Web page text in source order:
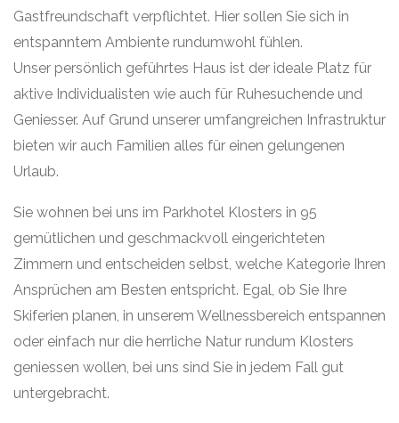
Gastfreundschaft verpflichtet. Hier sollen Sie sich in
entspanntem Ambiente rundumwohl fühlen.
Unser persönlich geführtes Haus ist der ideale Platz für
aktive Individualisten wie auch für Ruhesuchende und
Geniesser. Auf Grund unserer umfangreichen Infrastruktur
bieten wir auch Familien alles für einen gelungenen
Urlaub.
Sie wohnen bei uns im Parkhotel Klosters in 95
gemütlichen und geschmackvoll eingerichteten
Zimmern und entscheiden selbst, welche Kategorie Ihren
Ansprüchen am Besten entspricht. Egal, ob Sie Ihre
Skiferien planen, in unserem Wellnessbereich entspannen
oder einfach nur die herrliche Natur rundum Klosters
geniessen wollen, bei uns sind Sie in jedem Fall gut
untergebracht.